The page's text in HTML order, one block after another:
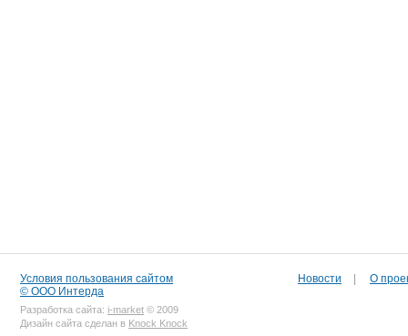
Условия пользования сайтом
© ООО Интерда
Разработка сайта: i-market © 2009
Дизайн сайта сделан в Knock Knock
Новости О